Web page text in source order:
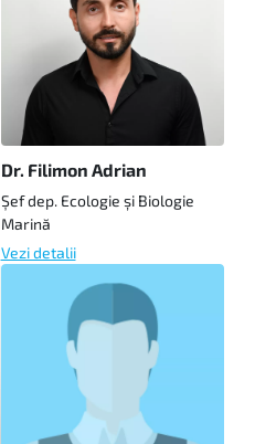
Dr. Filimon Adrian
Şef dep. Ecologie şi Biologie
Marină
Vezi detalii